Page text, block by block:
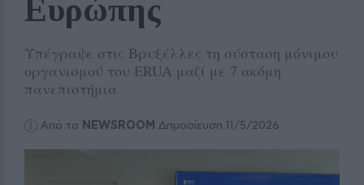
Ευρώπης
Υπέγραψε στις Βρυξέλλες τη σύσταση μόνιμου
οργανισμού του ERUA μαζί με 7 ακόμη
πανεπιστήμια
Από το NEWSROOM Δημοσίευση 11/5/2026